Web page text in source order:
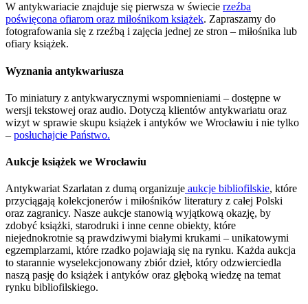
W antykwariacie znajduje się pierwsza w świecie rzeźba
poświęcona ofiarom oraz miłośnikom książek. Zapraszamy do
fotografowania się z rzeźbą i zajęcia jednej ze stron – miłośnika lub
ofiary książek.
Wyznania antykwariusza
To miniatury z antykwarycznymi wspomnieniami – dostępne w
wersji tekstowej oraz audio. Dotyczą klientów antykwariatu oraz
wizyt w sprawie skupu książek i antyków we Wrocławiu i nie tylko
– posłuchajcie Państwo.
Aukcje książek we Wrocławiu
Antykwariat Szarlatan z dumą organizuje aukcje bibliofilskie, które
przyciągają kolekcjonerów i miłośników literatury z całej Polski
oraz zagranicy. Nasze aukcje stanowią wyjątkową okazję, by
zdobyć książki, starodruki i inne cenne obiekty, które
niejednokrotnie są prawdziwymi białymi krukami – unikatowymi
egzemplarzami, które rzadko pojawiają się na rynku. Każda aukcja
to starannie wyselekcjonowany zbiór dzieł, który odzwierciedla
naszą pasję do książek i antyków oraz głęboką wiedzę na temat
rynku bibliofilskiego.